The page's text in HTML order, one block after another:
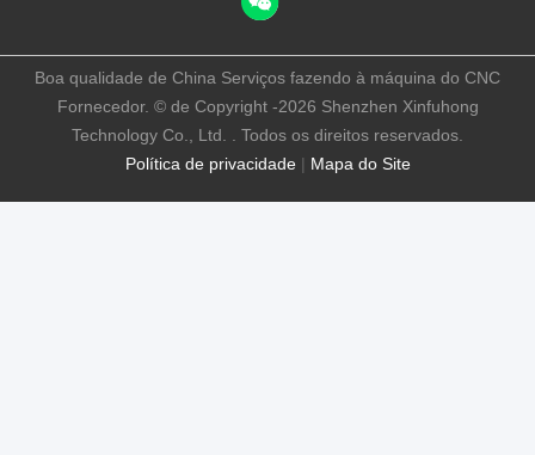
Política de privacidade| Mapa do Site
Boa qualidade de China Serviços fazendo à máquina do CNC
Fornecedor. © de Copyright -2026 Shenzhen Xinfuhong
Technology Co., Ltd. . Todos os direitos reservados.